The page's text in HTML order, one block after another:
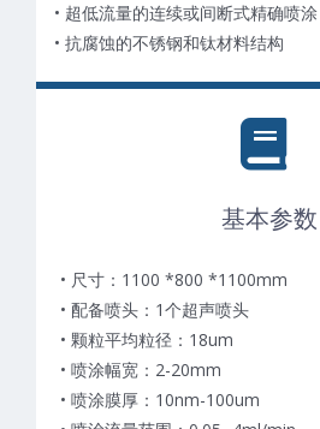
• 超低流量的连续或间断式精确喷涂
• 抗腐蚀的不锈钢和钛材料结构
基本参数
• 尺寸：1100 *800 *1100mm
• 配备喷头：1个超声喷头
• 颗粒平均粒径：18um
• 喷涂幅宽：2-20mm
• 喷涂膜厚：10nm-100um